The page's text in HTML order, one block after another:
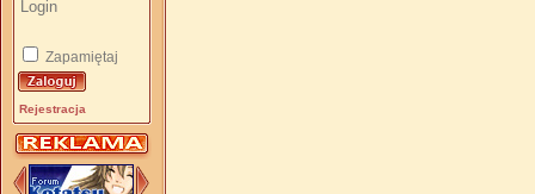
Zapamiętaj
Rejestracja